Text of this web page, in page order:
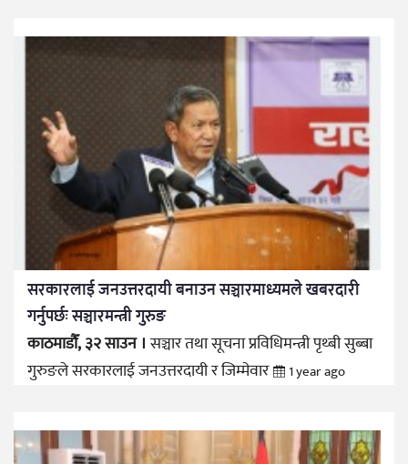
सरकारलाई जनउत्तरदायी बनाउन सञ्चारमाध्यमले खबरदारी
गर्नुपर्छः सञ्चारमन्त्री गुरुङ
काठमाडौँ, ३२ साउन ।सञ्चार तथा सूचना प्रविधिमन्त्री पृथ्बी सुब्बा
गुरुङले सरकारलाई जनउत्तरदायी र जिम्मेवार
1 year ago